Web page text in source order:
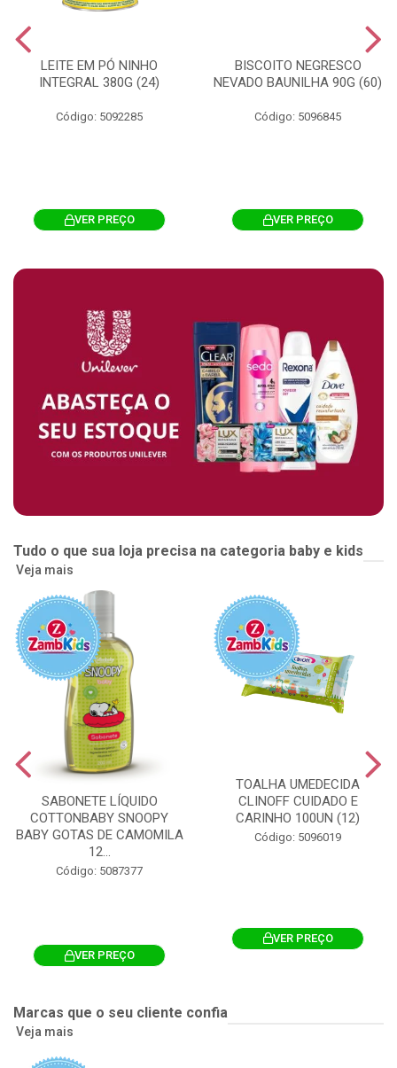
LEITE EM PÓ NINHO
INTEGRAL 380G (24)
Código: 5092285
VER PREÇO
BISCOITO NEGRESCO
NEVADO BAUNILHA 90G (60)
Código: 5096845
VER PREÇO
Tudo o que sua loja precisa na categoria baby e kids
Veja mais
SABONETE LÍQUIDO
COTTONBABY SNOOPY
BABY GOTAS DE CAMOMILA
12...
Código: 5087377
VER PREÇO
TOALHA UMEDECIDA
CLINOFF CUIDADO E
CARINHO 100UN (12)
Código: 5096019
VER PREÇO
Marcas que o seu cliente confia
Veja mais